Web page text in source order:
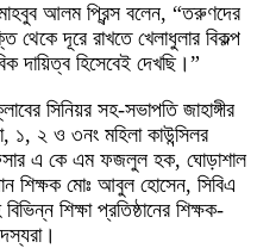
আলম প্রিন্স বলেন, “তরুণদের
দূরে রাখতে খেলাধুলার বিকল্প
হিসেবেই দেখছি।”
সিনিয়র সহ-সভাপতি জাহাঙ্গীর
১, ২ ও ৩নং মহিলা কাউন্সিলর
এ কে এম ফজলুল হক, ঘোড়াশাল
শিক্ষক মোঃ আবুল হোসেন, সিবিএ
শিক্ষা প্রতিষ্ঠানের শিক্ষক-